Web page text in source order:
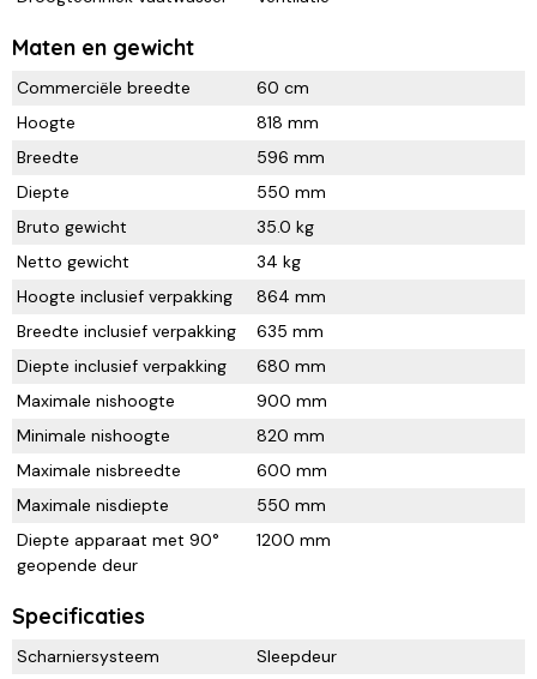
Maten en gewicht
Commerciële breedte
60 cm
Hoogte
818 mm
Breedte
596 mm
Diepte
550 mm
Bruto gewicht
35.0 kg
Netto gewicht
34 kg
Hoogte inclusief verpakking
864 mm
Breedte inclusief verpakking
635 mm
Diepte inclusief verpakking
680 mm
Maximale nishoogte
900 mm
Minimale nishoogte
820 mm
Maximale nisbreedte
600 mm
Maximale nisdiepte
550 mm
Diepte apparaat met 90°
geopende deur
1200 mm
Specificaties
Scharniersysteem
Sleepdeur